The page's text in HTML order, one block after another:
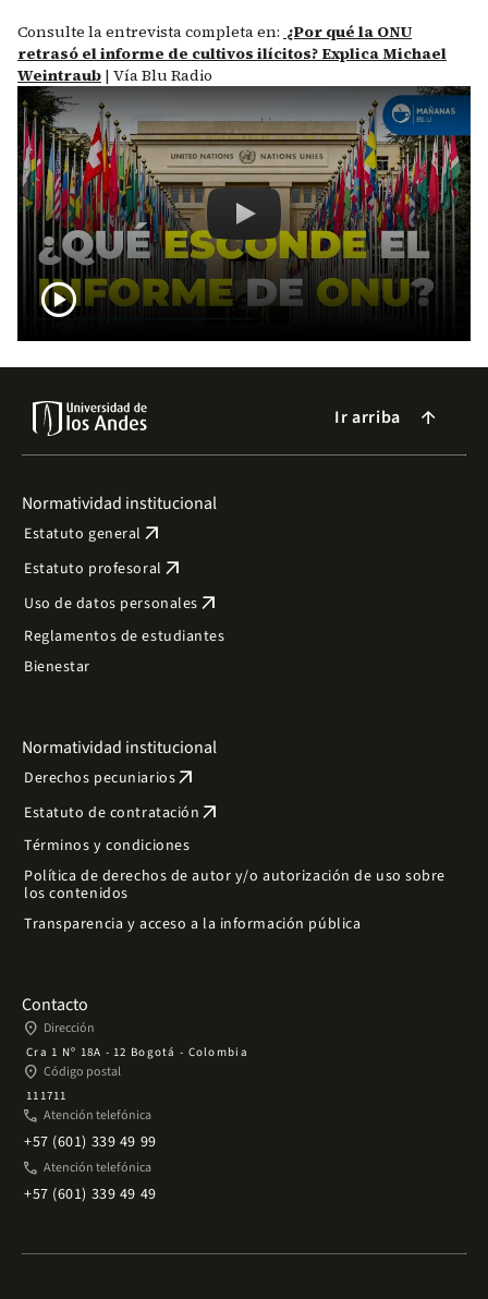
Consulte la entrevista completa en: ¿Por qué la ONU
retrasó el informe de cultivos ilícitos? Explica Michael
Weintraub | Vía Blu Radio
Remote video URL
¿Por qué la ONU retrasó el
play_circle
Ir arriba arrow_forward
Normatividad institucional
Estatuto general arrow_outward
Estatuto profesoral arrow_outward
Uso de datos personales arrow_outward
Reglamentos de estudiantes
Bienestar
Normatividad institucional
Derechos pecuniariosarrow_outward
Estatuto de contratación arrow_outward
Términos y condiciones
Política de derechos de autor y/o autorización de uso sobre
los contenidos
Transparencia y acceso a la información pública
Contacto
place Dirección
Cra 1 Nº 18A - 12 Bogotá - Colombia
place Código postal
111711
phone Atención telefónica
+57 (601) 339 49 99
phone Atención telefónica
+57 (601) 339 49 49